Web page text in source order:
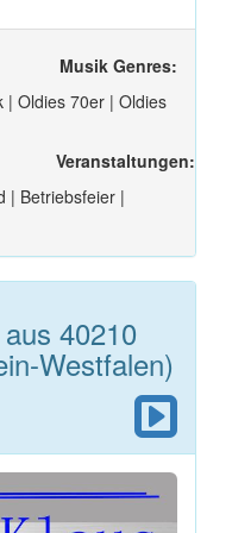
Musik Genres:
| Oldies 70er | Oldies
Veranstaltungen:
| Betriebsfeier |
aus 40210
Westfalen)